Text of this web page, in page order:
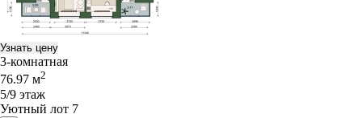
Узнать цену
3-комнатная
76.97 м2
5/9 этаж
Уютный лот 7